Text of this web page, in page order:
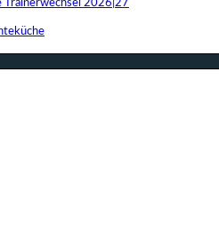
Trainerwechsel 2026|27